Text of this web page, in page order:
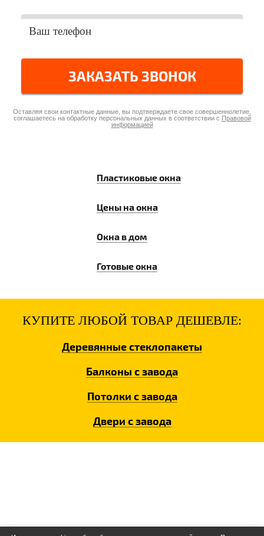
ЗАКАЗАТЬ ЗВОНОК
Оставляя свои контактные данные, вы подтверждаете свое совершеннолетие,
соглашаетесь на обработку персональных данных в соответствии с Правовой
информацией
Пластиковые окна
Цены на окна
Окна в дом
Готовые окна
КУПИТЕ ЛЮБОЙ ТОВАР ДЕШЕВЛЕ:
Деревянныестеклопакеты
Балконы с завода
Потолки с завода
Двери с завода